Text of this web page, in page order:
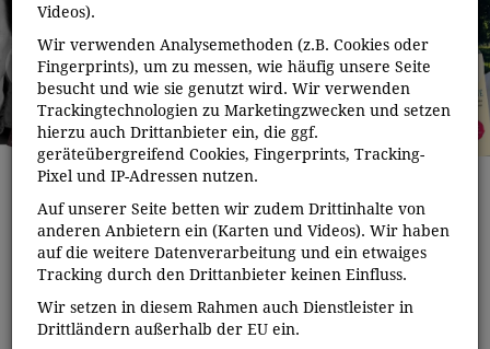
Videos).
Wir verwenden Analysemethoden (z.B. Cookies oder
Fingerprints), um zu messen, wie häufig unsere Seite
besucht und wie sie genutzt wird. Wir verwenden
Trackingtechnologien zu Marketingzwecken und setzen
hierzu auch Drittanbieter ein, die ggf.
geräteübergreifend Cookies, Fingerprints, Tracking-
Pixel und IP-Adressen nutzen.
Auf unserer Seite betten wir zudem Drittinhalte von
anderen Anbietern ein (Karten und Videos). Wir haben
auf die weitere Datenverarbeitung und ein etwaiges
Tracking durch den Drittanbieter keinen Einfluss.
Wir setzen in diesem Rahmen auch Dienstleister in
Drittländern außerhalb der EU ein.